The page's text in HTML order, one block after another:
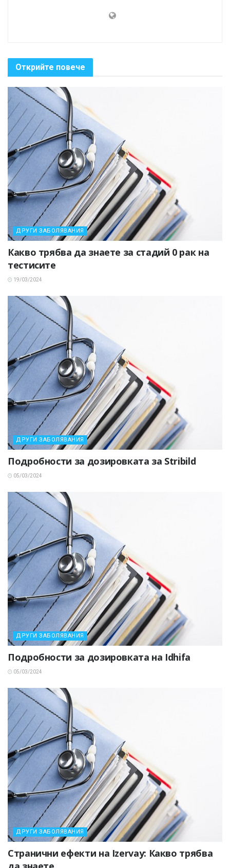
Открийте повече
ДРУГИ ЗАБОЛЯВАНИЯ
Какво трябва да знаете за стадий 0 рак на
тестисите
19/03/2024
ДРУГИ ЗАБОЛЯВАНИЯ
Подробности за дозировката за Stribild
05/03/2024
ДРУГИ ЗАБОЛЯВАНИЯ
Подробности за дозировката на Idhifa
05/03/2024
ДРУГИ ЗАБОЛЯВАНИЯ
Странични ефекти на Izervay: Какво трябва